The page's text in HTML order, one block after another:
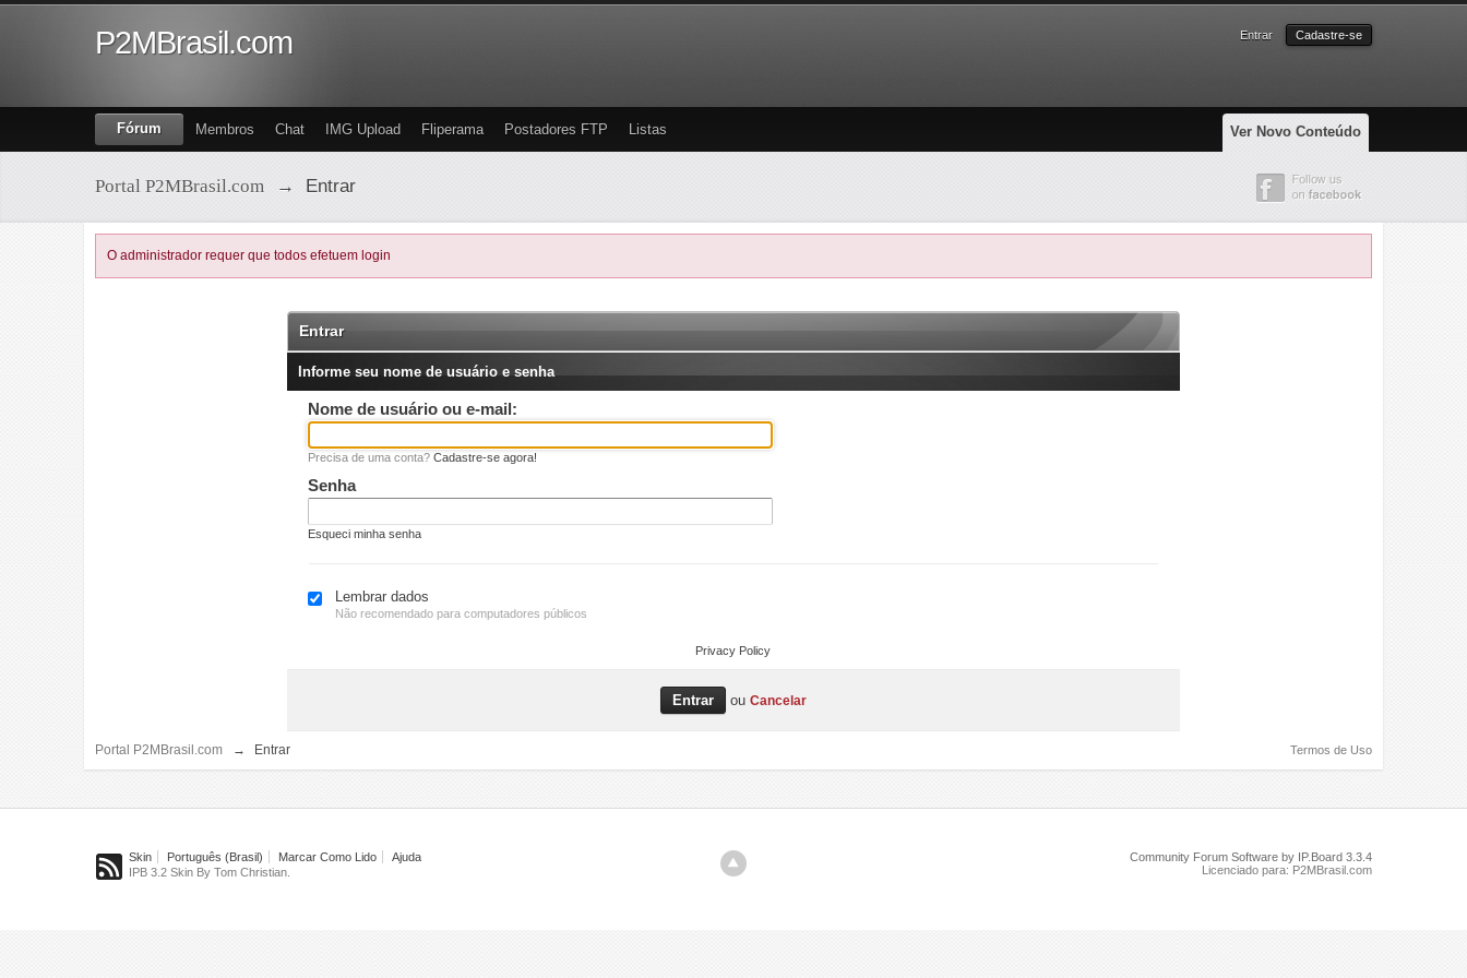
P2MBrasil.com Entrar Cadastre-se
Ver Novo Conteúdo
Fórum Membros Chat IMG Upload Fliperama Postadores FTP Listas
Portal P2MBrasil.com → Entrar
O administrador requer que todos efetuem login
Entrar
Informe seu nome de usuário e senha
Nome de usuário ou e-mail:
Precisa de uma conta? Cadastre-se agora!
Senha
Esqueci minha senha
Lembrar dados
Não recomendado para computadores públicos
Privacy Policy
ou Cancelar
Portal P2MBrasil.com → Entrar Termos de Uso
Skin Português (Brasil) Marcar Como Lido
Ajuda
IPB 3.2 Skin By Tom Christian.
Community Forum Software by IP.Board 3.3.4
Licenciado para: P2MBrasil.com